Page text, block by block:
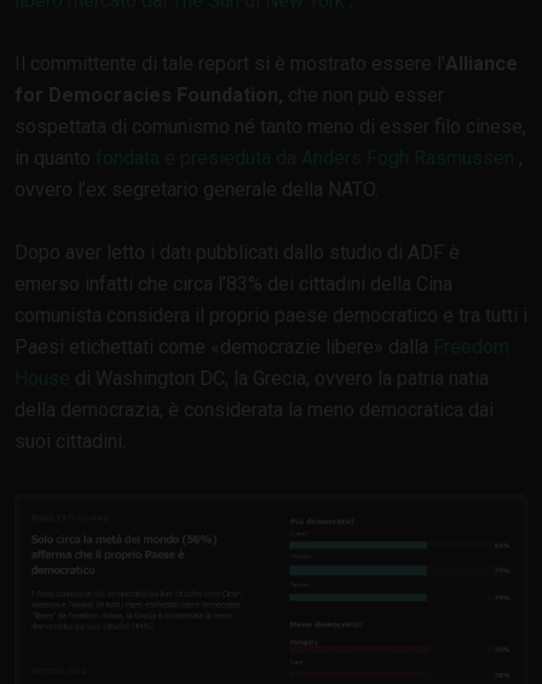
Il committente di tale report si è mostrato essere l'Alliance
for Democracies Foundation, che non può esser
sospettata di comunismo né tanto meno di esser filo cinese,
in quanto
,
ovvero l’ex segretario generale della NATO.
Dopo aver letto i dati pubblicati dallo studio di ADF è
emerso infatti che circa l’83% dei cittadini della Cina
comunista considera il proprio paese democratico e tra tutti i
Paesi etichettati come
democrazie libere dalla
di Washington DC, la Grecia, ovvero la patria natia
della democrazia, è considerata la meno democratica dai
suoi cittadini.